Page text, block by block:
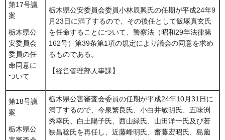
第17号議
案
栃木県公
安委員会
委員の任
命同意に
ついて
栃木県公安委員会委員小林辰興氏の任期が平成24年9
月23日に満了するので、その後任として飯塚真玄氏
を任命することについて、警察法（昭和29年法律第
162号）第39条第1項の規定により議会の同意を求め
るものである。
【経営管理部人事課】
第18号議
案
栃木県公
栃木県公害審査会委員の任期が平成24年10月31日に
満了するので、今泉繁良氏、小白井敏明氏、五味渕
秀幸氏、白土陽子氏、西山緑氏、山田洋一氏及び若
狭昌稔氏を再任し、近藤峰明氏、齋藤宏昭氏、島薗